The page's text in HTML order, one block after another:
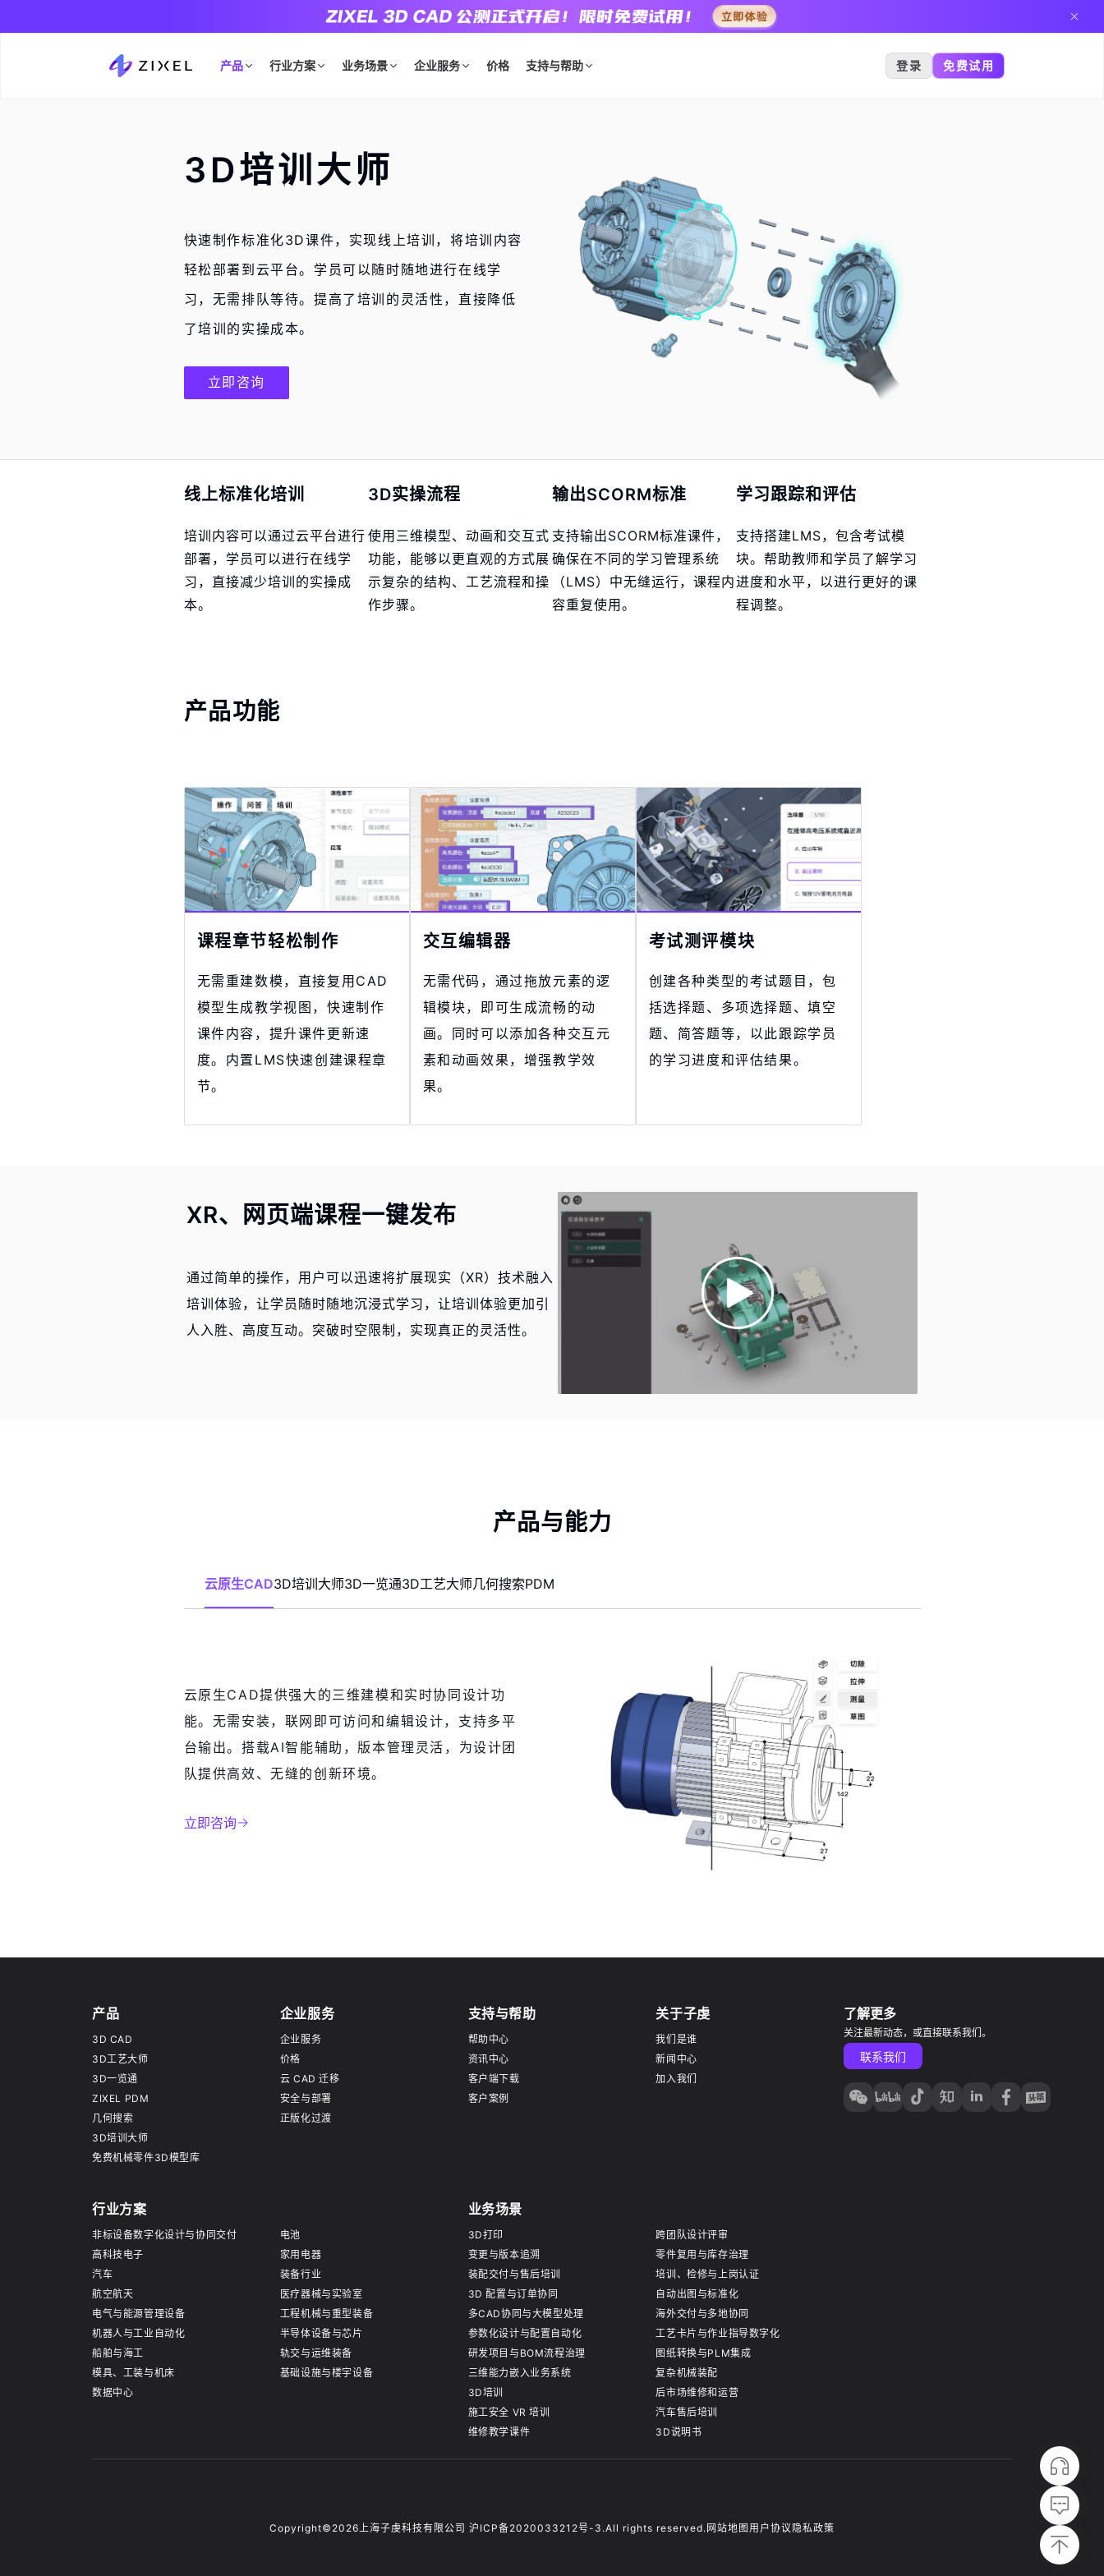
产品 行业方案 业务场景 企业服务 价格 支持与帮助 登录 免费试用
3D培训大师
快速制作标准化3D课件，实现线上培训，将培训内容
轻松部署到云平台。学员可以随时随地进行在线学
习，无需排队等待。提高了培训的灵活性，直接降低
了培训的实操成本。
立即咨询
线上标准化培训
培训内容可以通过云平台进行
部署，学员可以进行在线学
习，直接减少培训的实操成
本。
3D实操流程
使用三维模型、动画和交互式
功能，能够以更直观的方式展
示复杂的结构、工艺流程和操
作步骤。
输出SCORM标准
支持输出SCORM标准课件，
确保在不同的学习管理系统
（LMS）中无缝运行，课程内
容重复使用。
学习跟踪和评估
支持搭建LMS，包含考试模
块。帮助教师和学员了解学习
进度和水平，以进行更好的课
程调整。
产品功能
课程章节轻松制作
无需重建数模，直接复用CAD
模型生成教学视图，快速制作
课件内容，提升课件更新速
度。内置LMS快速创建课程章
节。
交互编辑器
无需代码，通过拖放元素的逻
辑模块，即可生成流畅的动
画。同时可以添加各种交互元
素和动画效果，增强教学效
果。
考试测评模块
创建各种类型的考试题目，包
括选择题、多项选择题、填空
题、简答题等，以此跟踪学员
的学习进度和评估结果。
XR、网页端课程一键发布
通过简单的操作，用户可以迅速将扩展现实（XR）技术融入
培训体验，让学员随时随地沉浸式学习，让培训体验更加引
人入胜、高度互动。突破时空限制，实现真正的灵活性。
产品与能力
云原生CAD3D培训大师3D一览通3D工艺大师几何搜索PDM
云原生CAD提供强大的三维建模和实时协同设计功
能。无需安装，联网即可访问和编辑设计，支持多平
台输出。搭载AI智能辅助，版本管理灵活，为设计团
队提供高效、无缝的创新环境。
立即咨询
产品
3D CAD
3D工艺大师
3D一览通
ZIXEL PDM
几何搜索
3D培训大师
免费机械零件3D模型库
企业服务
企业服务
价格
云 CAD 迁移
安全与部署
正版化过渡
支持与帮助
帮助中心
资讯中心
客户端下载
客户案例
关于子虔
我们是谁
新闻中心
加入我们
行业方案
非标设备数字化设计与协同交付
电池
高科技电子
家用电器
汽车
装备行业
航空航天
医疗器械与实验室
电气与能源管理设备
工程机械与重型装备
机器人与工业自动化
半导体设备与芯片
船舶与海工
轨交与运维装备
模具、工装与机床
基础设施与楼宇设备
数据中心
业务场景
3D打印
跨团队设计评审
变更与版本追溯
零件复用与库存治理
装配交付与售后培训
培训、检修与上岗认证
3D 配置与订单协同
自动出图与标准化
多CAD协同与大模型处理
海外交付与多地协同
参数化设计与配置自动化
工艺卡片与作业指导数字化
研发项目与BOM流程治理
图纸转换与PLM集成
三维能力嵌入业务系统
复杂机械装配
3D培训
后市场维修和运营
施工安全 VR 培训
汽车售后培训
维修教学课件
3D说明书
了解更多
关注最新动态，或直接联系我们。
联系我们
Copyright©2026上海子虔科技有限公司 沪ICP备2020033212号-3.All rights reserved. 网站地图 用户协议 隐私政策